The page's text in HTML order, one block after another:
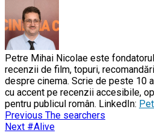
Petre Mihai Nicolae este
recenzii de film, topuri,
despre cinema. Scrie de peste 10
cu accent pe recenzii accesibile,
pentru publicul român. LinkedIn:
Previous The searchers
Next #Alive